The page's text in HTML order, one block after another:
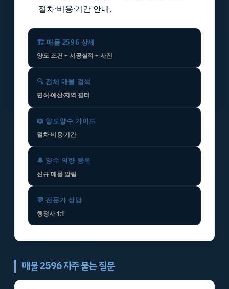
절차·비용·기간 안내.
🏗️ 매물 2596 상세
양도 조건 + 시공실적 + 사진
🔍 전체 매물 검색
면허·예산·지역 필터
📖 양도양수 가이드
절차·비용·기간
🔔 양수 의향 등록
신규 매물 알림
💬 전문가 상담
행정사 1:1
매물 2596 자주 묻는 질문